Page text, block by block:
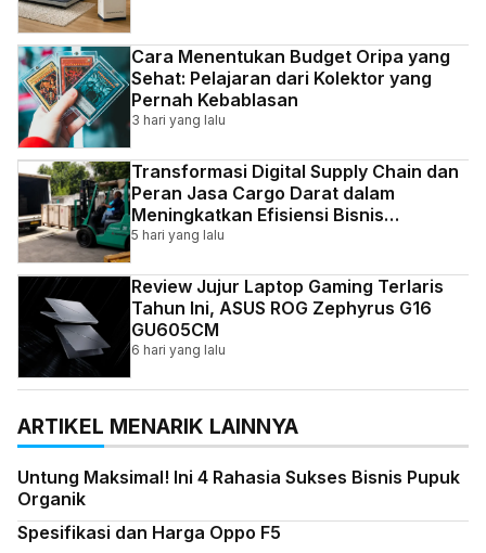
Cara Menentukan Budget Oripa yang
Sehat: Pelajaran dari Kolektor yang
Pernah Kebablasan
3 hari yang lalu
Transformasi Digital Supply Chain dan
Peran Jasa Cargo Darat dalam
Meningkatkan Efisiensi Bisnis
Indonesia
5 hari yang lalu
Review Jujur Laptop Gaming Terlaris
Tahun Ini, ASUS ROG Zephyrus G16
GU605CM
6 hari yang lalu
ARTIKEL MENARIK LAINNYA
Untung Maksimal! Ini 4 Rahasia Sukses Bisnis Pupuk
Organik
Spesifikasi dan Harga Oppo F5